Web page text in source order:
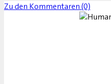
Zu den Kommentaren (0)